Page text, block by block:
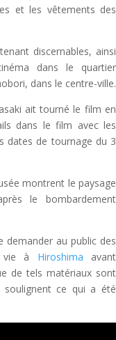
et les vêtements des
discernables, ainsi
dans le quartier
dans le centre-ville.
ait tourné le film en
dans le film avec les
dates de tournage du 3
montrent le paysage
le bombardement
demander au public des
vie à Hiroshima avant
de tels matériaux sont
soulignent ce qui a été